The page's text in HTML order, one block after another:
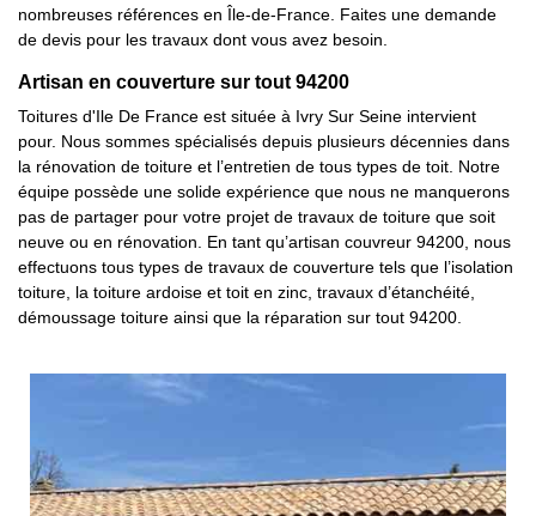
nombreuses références en Île-de-France. Faites une demande
de devis pour les travaux dont vous avez besoin.
Artisan en couverture sur tout 94200
Toitures d'Ile De France est située à Ivry Sur Seine intervient
pour. Nous sommes spécialisés depuis plusieurs décennies dans
la rénovation de toiture et l’entretien de tous types de toit. Notre
équipe possède une solide expérience que nous ne manquerons
pas de partager pour votre projet de travaux de toiture que soit
neuve ou en rénovation. En tant qu’artisan couvreur 94200, nous
effectuons tous types de travaux de couverture tels que l’isolation
toiture, la toiture ardoise et toit en zinc, travaux d’étanchéité,
démoussage toiture ainsi que la réparation sur tout 94200.